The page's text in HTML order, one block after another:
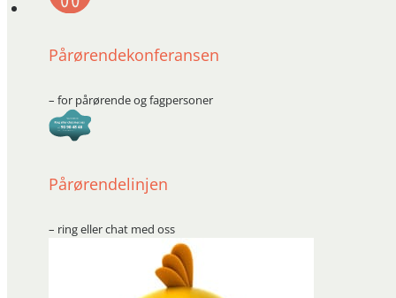
Pårørendekonferansen
– for pårørende og fagpersoner
Pårørendelinjen
– ring eller chat med oss